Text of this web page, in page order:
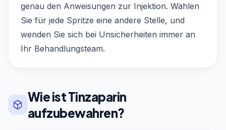
genau den Anweisungen zur Injektion. Wählen
Sie für jede Spritze eine andere Stelle, und
wenden Sie sich bei Unsicherheiten immer an
Ihr Behandlungsteam.
Wie ist Tinzaparin
aufzubewahren?